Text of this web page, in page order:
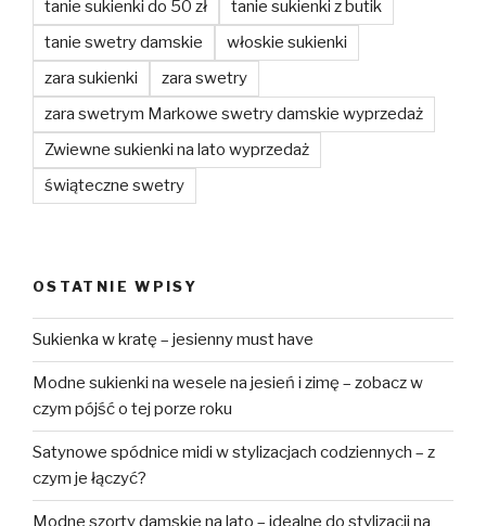
tanie sukienki do 50 zł
tanie sukienki z butik
tanie swetry damskie
włoskie sukienki
zara sukienki
zara swetry
zara swetrym Markowe swetry damskie wyprzedaż
Zwiewne sukienki na lato wyprzedaż
świąteczne swetry
OSTATNIE WPISY
Sukienka w kratę – jesienny must have
Modne sukienki na wesele na jesień i zimę – zobacz w
czym pójść o tej porze roku
Satynowe spódnice midi w stylizacjach codziennych – z
czym je łączyć?
Modne szorty damskie na lato – idealne do stylizacji na